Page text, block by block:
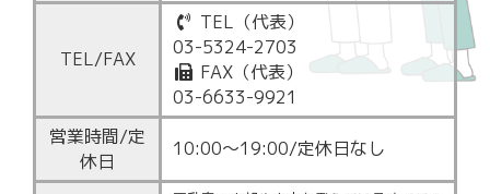
TEL/FAX
TEL（代表）
03-5324-2703
FAX（代表）
03-6633-9921
営業時間/定
休日
10:00～19:00/定休日なし